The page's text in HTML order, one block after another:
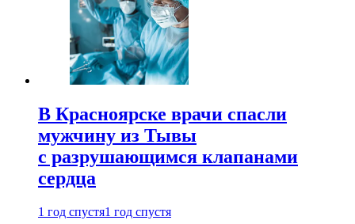
В Красноярске врачи спасли
мужчину из Тывы
с разрушающимся клапанами
сердца
1 год спустя1 год спустя